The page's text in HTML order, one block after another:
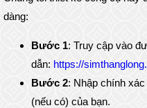
dàng:
Bước 1: Truy cập vào
dẫn: https://
Bước 2: Nhập chính
(nếu có) của bạn.